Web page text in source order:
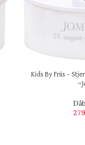
Kids By Friis –